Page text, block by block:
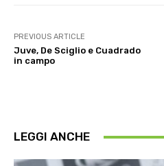
PREVIOUS ARTICLE
Juve, De Sciglio e Cuadrado
in campo
LEGGI ANCHE